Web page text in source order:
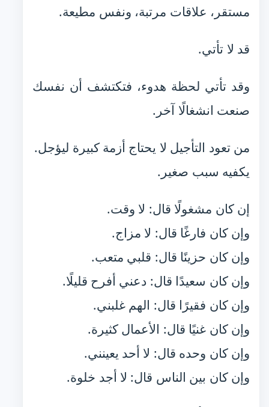
مستقر، علاقات مرتبة، ونفس مطيعة.
قد لا تأتي.
وقد تأتي لحظة هدوء، فتكتشف أن نفسك
صنعت انشغالًا آخر.
من تعود التأجيل لا يحتاج أزمة كبيرة ليؤجل.
يكفيه سبب صغير.
إن كان مشغولًا قال: لا وقت.
وإن كان فارغًا قال: لا مزاج.
وإن كان حزينًا قال: قلبي متعب.
وإن كان سعيدًا قال: دعني أفرح قليلًا.
وإن كان فقيرًا قال: الهم غلبني.
وإن كان غنيًا قال: الأعمال كثيرة.
وإن كان وحده قال: لا أحد يعينني.
وإن كان بين الناس قال: لا أجد خلوة.